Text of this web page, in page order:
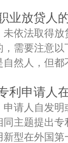
业放贷人
未依法取得
，需要注意
自然人，但都
利申请人
申请人自发
同主题提出
新型在外国